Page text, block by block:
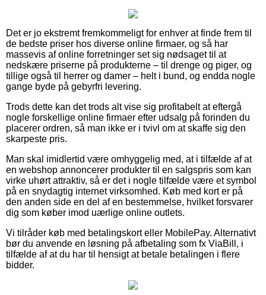
Det er jo ekstremt fremkommeligt for enhver at finde frem til
de bedste priser hos diverse online firmaer, og så har
massevis af online forretninger set sig nødsaget til at
nedskære priserne på produkterne – til drenge og piger, og
tillige også til herrer og damer – helt i bund, og endda nogle
gange byde på gebyrfri levering.
Trods dette kan det trods alt vise sig profitabelt at eftergå
nogle forskellige online firmaer efter udsalg på forinden du
placerer ordren, så man ikke er i tvivl om at skaffe sig den
skarpeste pris.
Man skal imidlertid være omhyggelig med, at i tilfælde af at
en webshop annoncerer produkter til en salgspris som kan
virke uhørt attraktiv, så er det i nogle tilfælde være et symbol
på en snydagtig internet virksomhed. Køb med kort er på
den anden side en del af en bestemmelse, hvilket forsvarer
dig som køber imod uærlige online outlets.
Vi tilråder køb med betalingskort eller MobilePay. Alternativt
bør du anvende en løsning på afbetaling som fx ViaBill, i
tilfælde af at du har til hensigt at betale betalingen i flere
bidder.